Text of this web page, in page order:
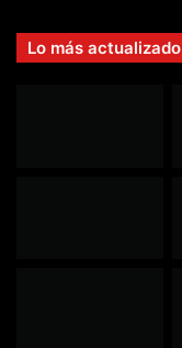
Lo más actualizado